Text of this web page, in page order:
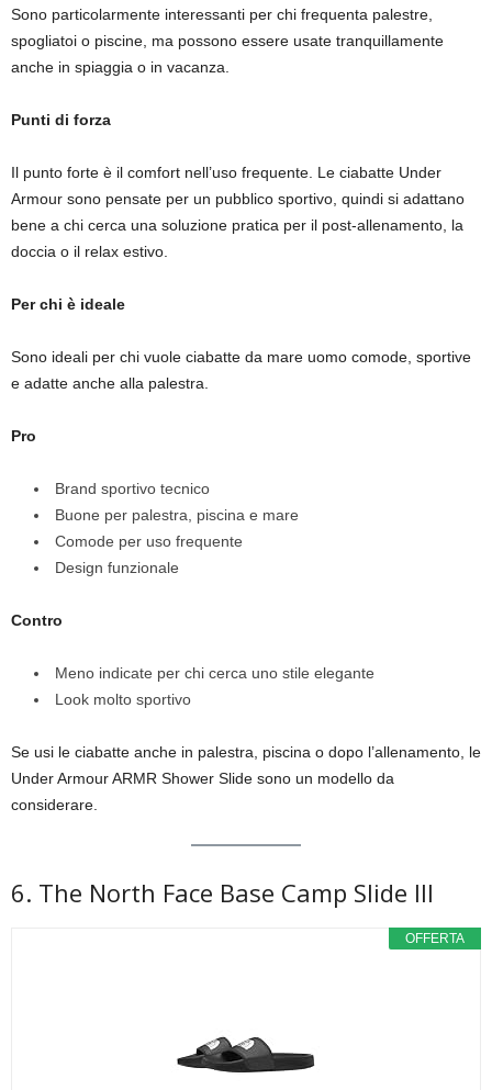
Sono particolarmente interessanti per chi frequenta palestre,
spogliatoi o piscine, ma possono essere usate tranquillamente
anche in spiaggia o in vacanza.
Punti di forza
Il punto forte è il comfort nell’uso frequente. Le ciabatte Under
Armour sono pensate per un pubblico sportivo, quindi si adattano
bene a chi cerca una soluzione pratica per il post-allenamento, la
doccia o il relax estivo.
Per chi è ideale
Sono ideali per chi vuole ciabatte da mare uomo comode, sportive
e adatte anche alla palestra.
Pro
Brand sportivo tecnico
Buone per palestra, piscina e mare
Comode per uso frequente
Design funzionale
Contro
Meno indicate per chi cerca uno stile elegante
Look molto sportivo
Se usi le ciabatte anche in palestra, piscina o dopo l’allenamento, le
Under Armour ARMR Shower Slide sono un modello da
considerare.
6. The North Face Base Camp Slide III
OFFERTA